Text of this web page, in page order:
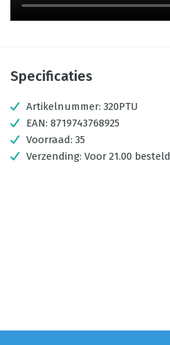
Specificaties
Artikelnummer: 320PTU
EAN: 8719743768925
Voorraad: 35
Verzending: Voor 21.00